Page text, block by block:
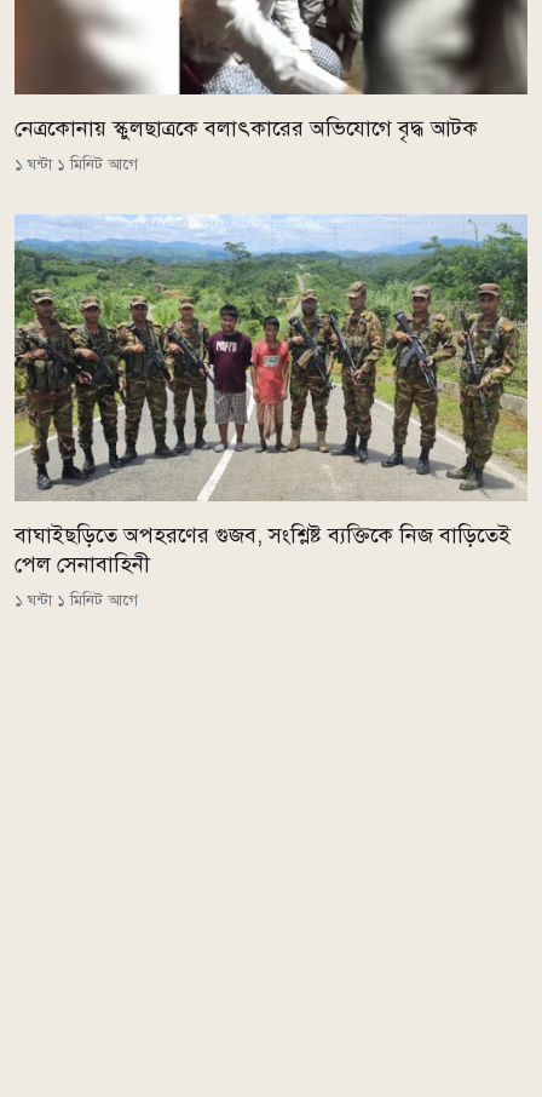
নেত্রকোনায় স্কুলছাত্রকে বলাৎকারের অভিযোগে বৃদ্ধ আটক
১ ঘন্টা ১ মিনিট আগে
বাঘাইছড়িতে অপহরণের গুজব, সংশ্লিষ্ট ব্যক্তিকে নিজ বাড়িতেই
পেল সেনাবাহিনী
১ ঘন্টা ১ মিনিট আগে